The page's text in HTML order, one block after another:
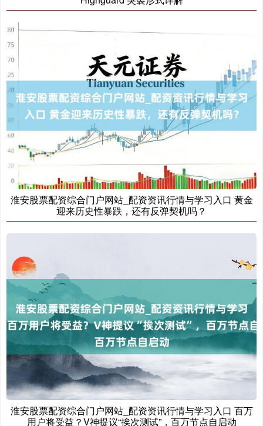
创业板指 3515.56
基金指数 7229.80
国债指数
期指IC0 7730.00
淮安股票配资综合门户网站_配资资讯行情与学习入口 黄金
迎来历史性暴跌，还有反弹契机吗？
淮安股票配资综合门户网站_配资资讯行情与学习入口 百万
用户将受益？V神提议“挨次测试”，百万节点自启动